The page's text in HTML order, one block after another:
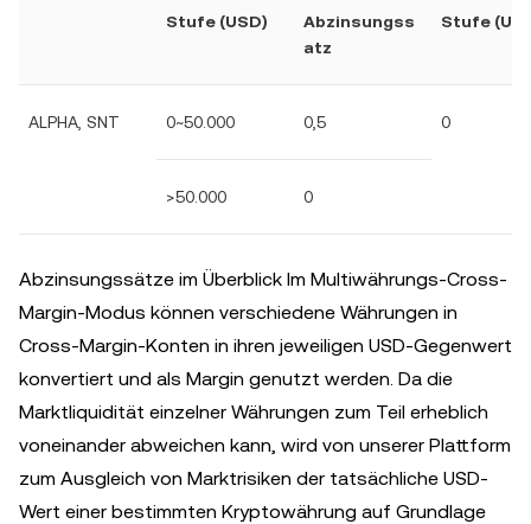
Stufe (USD)
Abzinsungss
atz
Stufe
ALPHA, SNT 0~50.000 0,5 0
>50.000 0
Abzinsungssätze im Überblick Im Multiwährungs-Cross-
Margin-Modus können verschiedene Währungen in
Cross-Margin-Konten in ihren jeweiligen USD-Gegenwert
konvertiert und als Margin genutzt werden. Da die
Marktliquidität einzelner Währungen zum Teil erheblich
voneinander abweichen kann, wird von unserer Plattform
zum Ausgleich von Marktrisiken der tatsächliche USD-
Wert einer bestimmten Kryptowährung auf Grundlage